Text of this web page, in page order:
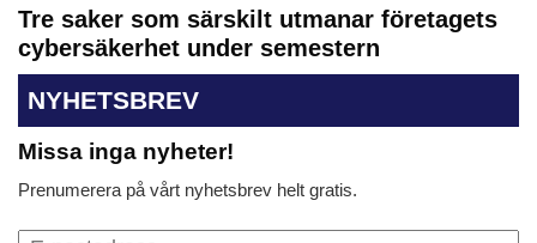
Tre saker som särskilt utmanar företagets
cybersäkerhet under semestern
NYHETSBREV
Missa inga nyheter!
Prenumerera på vårt nyhetsbrev helt gratis.